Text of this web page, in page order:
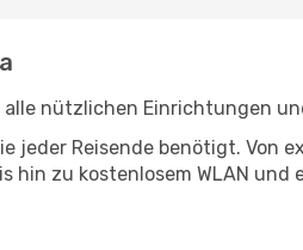
nützlichen Einrichtungen
jeder Reisende benötigt. Von
zu kostenlosem WLAN